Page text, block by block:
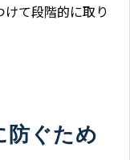
て段階的に取り
防ぐため